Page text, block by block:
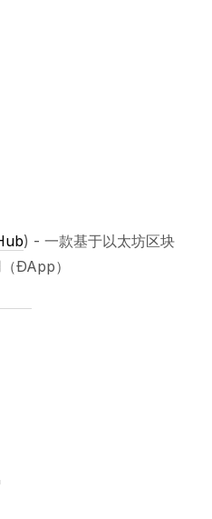
) - 一款基于以太坊区块
ÐApp）